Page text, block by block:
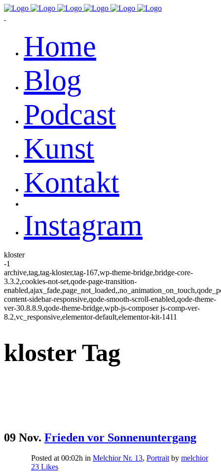
Home
Blog
Podcast
Kunst
Kontakt
Instagram
kloster
-1
archive,tag,tag-kloster,tag-167,wp-theme-bridge,bridge-core-
3.3.2,cookies-not-set,qode-page-transition-
content-sidebar-responsive,qode-smooth-scroll-enabled,qode-theme-
ver-30.8.8.9,qode-theme-bridge,wpb-js-composer js-comp-ver-
8.2,vc_responsive,elementor-default,elementor-kit-1411
kloster Tag
09 Nov. Frieden vor Sonnenuntergang
Posted at 00:02h in Melchior Nr. 13, Portrait by melchior
23 Likes